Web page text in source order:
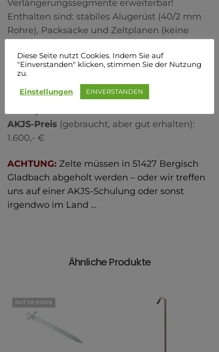
Verlängerungssegmente erweiterbar!
Enthalten sind: stabiles Alugerüst (40/2 mm
Rohre), Packsäcke und Zeltplanen (keine
Das Material ist gebraucht aber in gutem
Zustand. Flecken und andere
Gebrauchsspuren sind normal.
AKJS-Preis (gebraucht, aber gut erhalten):
1.600,- €
ACHTUNG: Zelte müssen in 51427 Bergisch
Gladbach abgeholt werden – oder wir treffen
uns auf einer AKJS-Schulung oder sonst
irgendwo im Land …
Ähnliche Produkte
OUT OF STOCK
Diese Seite nutzt Cookies. Indem Sie auf
"Einverstanden" klicken, stimmen Sie der Nutzung
zu.
Einstellungen EINVERSTANDEN